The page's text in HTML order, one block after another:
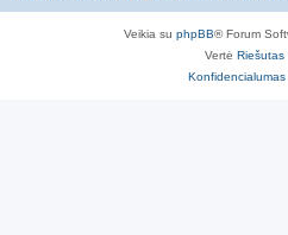
Veikia su phpBB® Forum
Vertė Riešutas
Konfidencialumas